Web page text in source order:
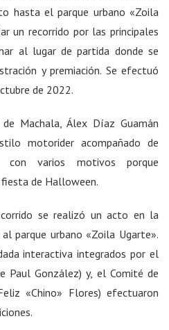
hasta el parque urbano «Zoila
un recorrido por las principales
al lugar de partida donde se
y premiación. Se efectuó
de 2022.
Machala, Álex Díaz Guamán
motorider acompañado de
con varios motivos porque
de Halloween.
se realizó un acto en la
parque urbano «Zoila Ugarte».
interactiva integrados por el
Paul González) y, el Comité de
«Chino» Flores) efectuaron